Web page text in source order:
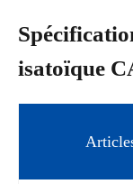
isatoïque